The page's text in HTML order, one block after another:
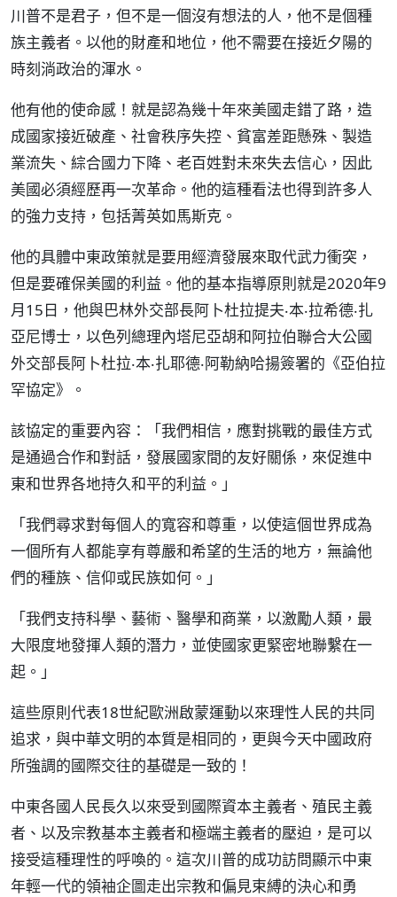
川普不是君子，但不是一個沒有想法的人，他不是個種
族主義者。以他的財產和地位，他不需要在接近夕陽的
時刻淌政治的渾水。
他有他的使命感！就是認為幾十年來美國走錯了路，造
成國家接近破產、社會秩序失控、貧富差距懸殊、製造
業流失、綜合國力下降、老百姓對未來失去信心，因此
美國必須經歷再一次革命。他的這種看法也得到許多人
的強力支持，包括菁英如馬斯克。
他的具體中東政策就是要用經濟發展來取代武力衝突，
但是要確保美國的利益。他的基本指導原則就是2020年9
月15日，他與巴林外交部長阿卜杜拉提夫‧本‧拉希德‧扎
亞尼博士，以色列總理內塔尼亞胡和阿拉伯聯合大公國
外交部長阿卜杜拉‧本‧扎耶德‧阿勒納哈揚簽署的《亞伯拉
罕協定》。
該協定的重要內容：「我們相信，應對挑戰的最佳方式
是通過合作和對話，發展國家間的友好關係，來促進中
東和世界各地持久和平的利益。」
「我們尋求對每個人的寬容和尊重，以使這個世界成為
一個所有人都能享有尊嚴和希望的生活的地方，無論他
們的種族、信仰或民族如何。」
「我們支持科學、藝術、醫學和商業，以激勵人類，最
大限度地發揮人類的潛力，並使國家更緊密地聯繫在一
起。」
這些原則代表18世紀歐洲啟蒙運動以來理性人民的共同
追求，與中華文明的本質是相同的，更與今天中國政府
所強調的國際交往的基礎是一致的！
中東各國人民長久以來受到國際資本主義者、殖民主義
者、以及宗教基本主義者和極端主義者的壓迫，是可以
接受這種理性的呼喚的。這次川普的成功訪問顯示中東
年輕一代的領袖企圖走出宗教和偏見束縛的決心和勇